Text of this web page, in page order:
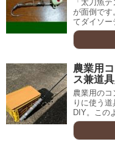
「太刀魚
が面倒で
てダイソー
農業用
ス兼道
農業用の
りに使う
DIY。この